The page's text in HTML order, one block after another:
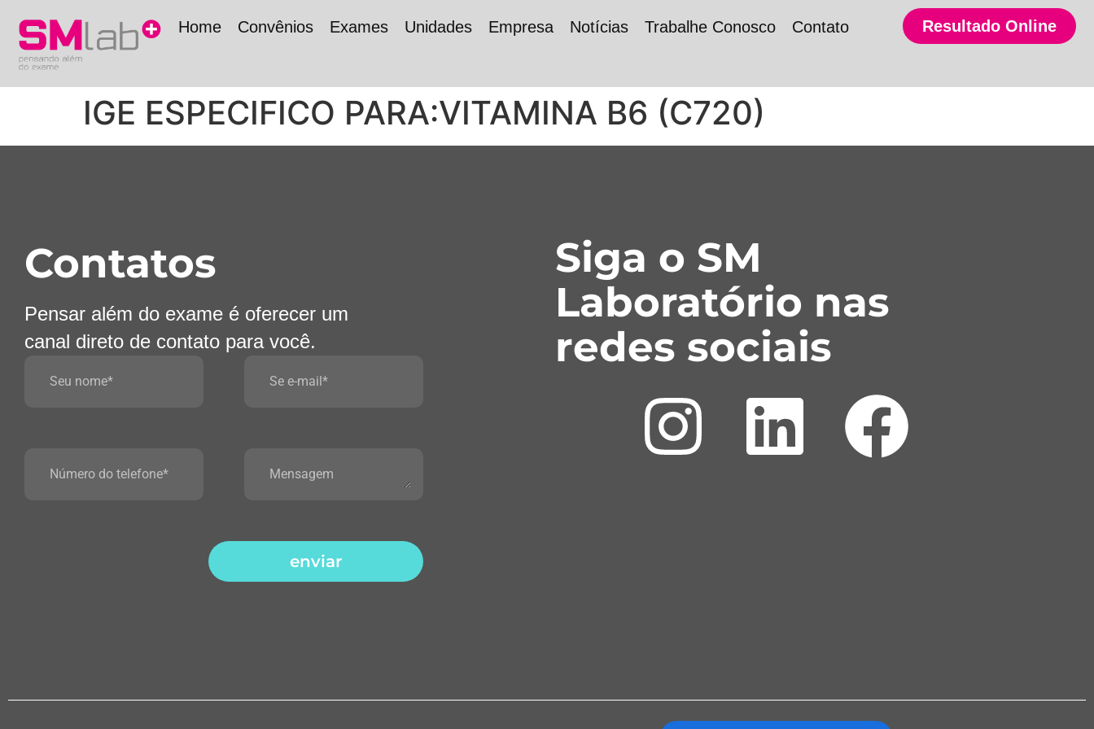
Home Convênios Exames Unidades Empresa Notícias Trabalhe Conosco Contato Resultado Online
IGE ESPECIFICO PARA:VITAMINA B6 (C720)
Contatos
Pensar além do exame é oferecer um
canal direto de contato para você.
enviar
Siga o SM
Laboratório nas
redes sociais